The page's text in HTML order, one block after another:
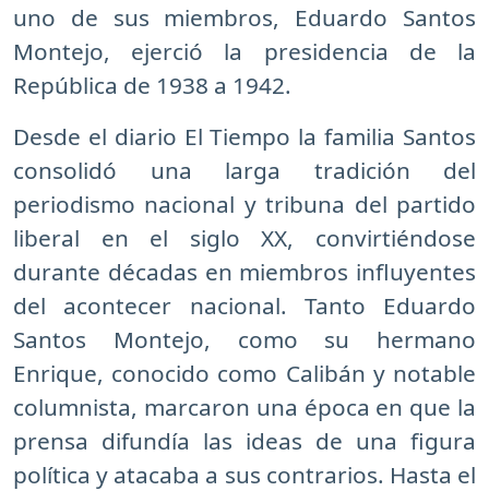
uno de sus miembros, Eduardo Santos
Montejo, ejerció la presidencia de la
República de 1938 a 1942.
Desde el diario El Tiempo la familia Santos
consolidó una larga tradición del
periodismo nacional y tribuna del partido
liberal en el siglo XX, convirtiéndose
durante décadas en miembros influyentes
del acontecer nacional. Tanto Eduardo
Santos Montejo, como su hermano
Enrique, conocido como Calibán y notable
columnista, marcaron una época en que la
prensa difundía las ideas de una figura
política y atacaba a sus contrarios. Hasta el